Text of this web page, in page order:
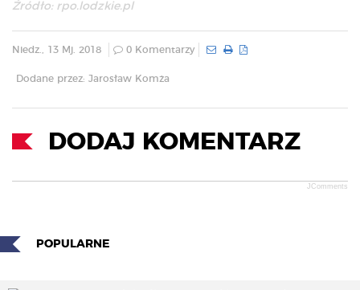
Źródło: rpo.lodzkie.pl
Niedz., 13 Mj. 2018 0 Komentarzy
Dodane przez: Jarosław Komża
DODAJ KOMENTARZ
JComments
POPULARNE